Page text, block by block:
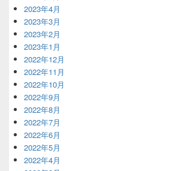
2023年4月
2023年3月
2023年2月
2023年1月
2022年12月
2022年11月
2022年10月
2022年9月
2022年8月
2022年7月
2022年6月
2022年5月
2022年4月